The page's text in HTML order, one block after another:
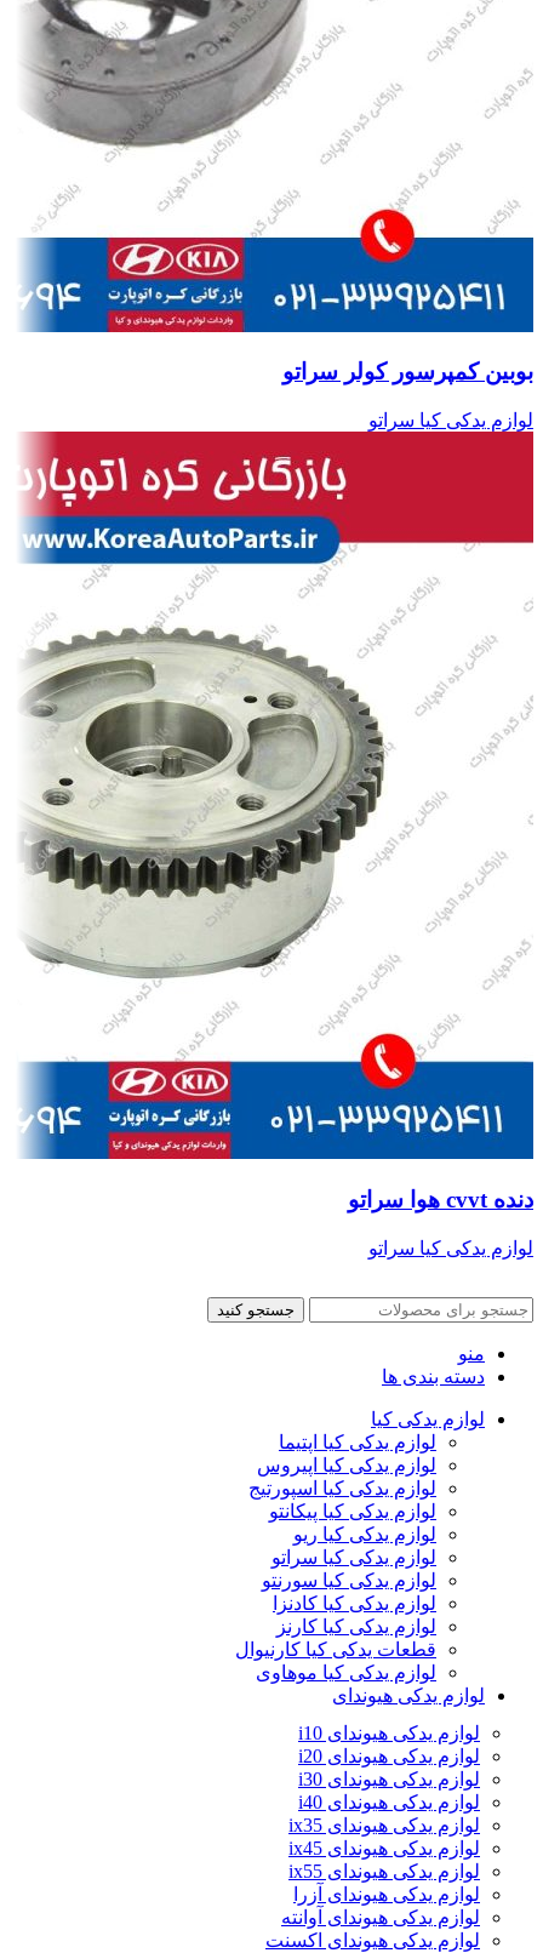
بوبین کمپرسور کولر سراتو
لوازم یدکی کیا سراتو
دنده cvvt هوا سراتو
لوازم یدکی کیا سراتو
جستجو کنید
منو
دسته بندی ها
لوازم یدکی کیا
لوازم یدکی کیا اپتیما
لوازم یدکی کیا اپیروس
لوازم یدکی کیا اسپورتیج
لوازم یدکی کیا پیکانتو
لوازم یدکی کیا ریو
لوازم یدکی کیا سراتو
لوازم یدکی کیا سورنتو
لوازم یدکی کیا کادنزا
لوازم یدکی کیا کارنز
قطعات یدکی کیا کارنیوال
لوازم یدکی کیا موهاوی
لوازم یدکی هیوندای
لوازم یدکی هیوندای i10
لوازم یدکی هیوندای i20
لوازم یدکی هیوندای i30
لوازم یدکی هیوندای i40
لوازم یدکی هیوندای ix35
لوازم یدکی هیوندای ix45
لوازم یدکی هیوندای ix55
لوازم یدکی هیوندای آزرا
لوازم یدکی هیوندای آوانته
لوازم یدکی هیوندای اکسنت